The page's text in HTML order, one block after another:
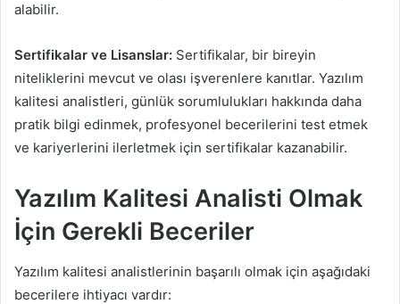
alabilir.
Sertifikalar ve Lisanslar: Sertifikalar, bir bireyin
niteliklerini mevcut ve olası işverenlere kanıtlar. Yazılım
kalitesi analistleri, günlük sorumlulukları hakkında daha
pratik bilgi edinmek, profesyonel becerilerini test etmek
ve kariyerlerini ilerletmek için sertifikalar kazanabilir.
Yazılım Kalitesi Analisti Olmak
İçin Gerekli Beceriler
Yazılım kalitesi analistlerinin başarılı olmak için aşağıdaki
becerilere ihtiyacı vardır: